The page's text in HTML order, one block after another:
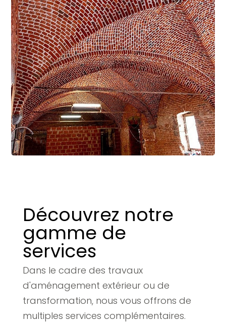
Découvrez notre
gamme de
services
Dans le cadre des travaux
d'aménagement extérieur ou de
transformation, nous vous offrons de
multiples services complémentaires.